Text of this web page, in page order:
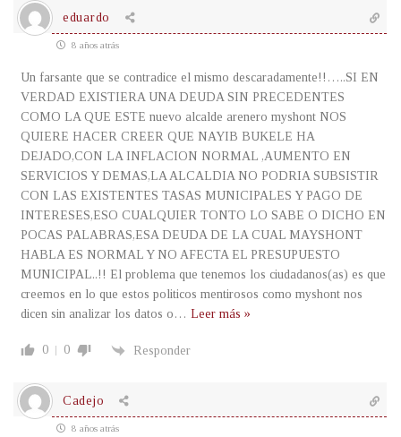
eduardo
8 años atrás
Un farsante que se contradice el mismo descaradamente!!…..SI EN
VERDAD EXISTIERA UNA DEUDA SIN PRECEDENTES
COMO LA QUE ESTE nuevo alcalde arenero myshont NOS
QUIERE HACER CREER QUE NAYIB BUKELE HA
DEJADO,CON LA INFLACION NORMAL ,AUMENTO EN
SERVICIOS Y DEMAS,LA ALCALDIA NO PODRIA SUBSISTIR
CON LAS EXISTENTES TASAS MUNICIPALES Y PAGO DE
INTERESES,ESO CUALQUIER TONTO LO SABE O DICHO EN
POCAS PALABRAS,ESA DEUDA DE LA CUAL MAYSHONT
HABLA ES NORMAL Y NO AFECTA EL PRESUPUESTO
MUNICIPAL..!! El problema que tenemos los ciudadanos(as) es que
creemos en lo que estos politicos mentirosos como myshont nos
dicen sin analizar los datos o … Leer más »
0 0 Responder
Cadejo
8 años atrás